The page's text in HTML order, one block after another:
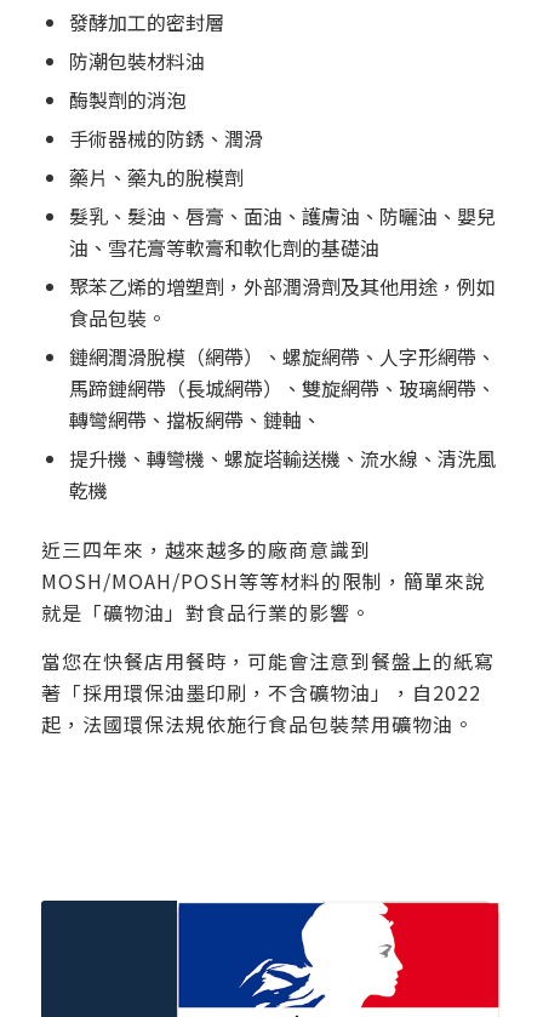
發酵加工的密封層
防潮包裝材料油
酶製劑的消泡
手術器械的防銹、潤滑
藥片、藥丸的脫模劑
髮乳、髮油、唇膏、面油、護膚油、防曬油、嬰兒
油、雪花膏等軟膏和軟化劑的基礎油
聚苯乙烯的增塑劑，外部潤滑劑及其他用途，例如
食品包裝。
鏈網潤滑脫模（網帶）、螺旋網帶、人字形網帶、
馬蹄鏈網帶（長城網帶）、雙旋網帶、玻璃網帶、
轉彎網帶、擋板網帶、鏈軸、
提升機、轉彎機、螺旋塔輸送機、流水線、清洗風
乾機
近三四年來，越來越多的廠商意識到
MOSH/MOAH/POSH等等材料的限制，簡單來說
就是「礦物油」對食品行業的影響。
當您在快餐店用餐時，可能會注意到餐盤上的紙寫
著「採用環保油墨印刷，不含礦物油」，自2022
起，法國環保法規依施行食品包裝禁用礦物油。